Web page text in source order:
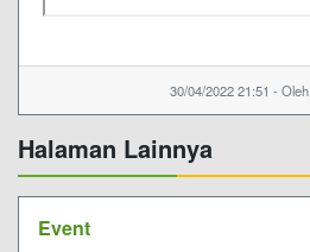
30/04/2022 21:51 -
Halaman Lainnya
Event